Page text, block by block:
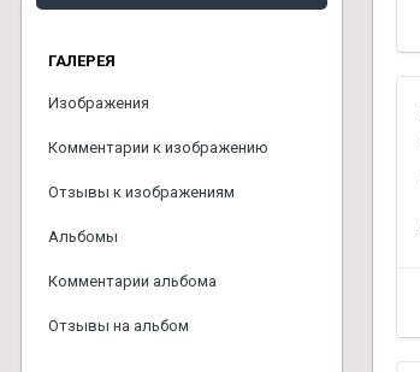
ГАЛЕРЕЯ
Изображения
Комментарии к изображению
Отзывы к изображениям
Альбомы
Комментарии альбома
Отзывы на альбом